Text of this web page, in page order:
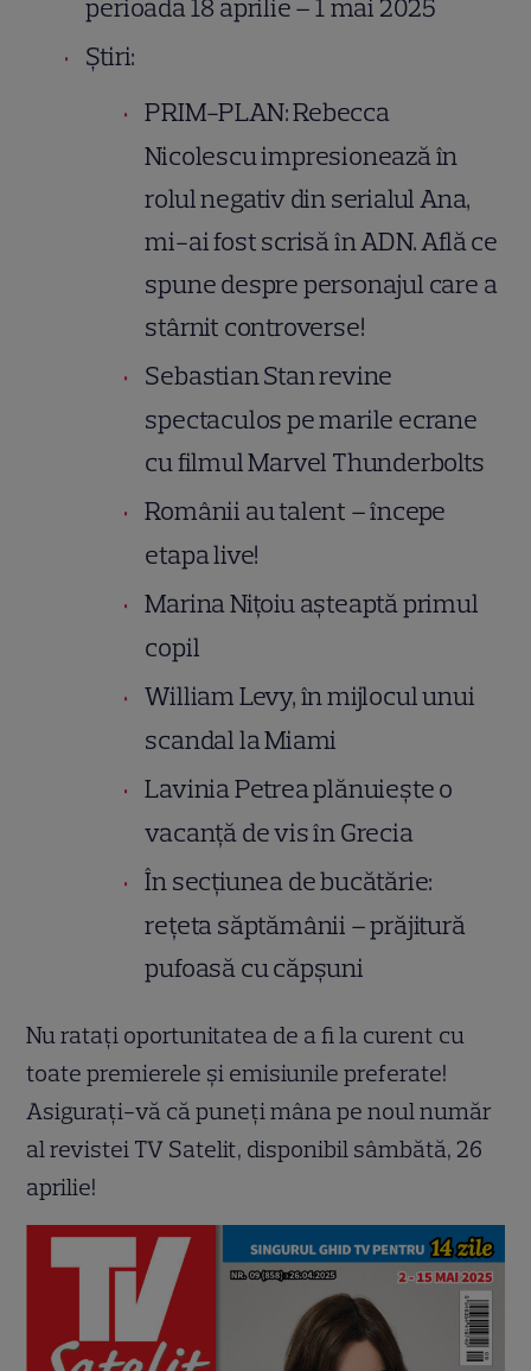
perioada 18 aprilie – 1 mai 2025
Știri:
PRIM-PLAN: Rebecca
Nicolescu impresionează în
rolul negativ din serialul Ana,
mi-ai fost scrisă în ADN. Află ce
spune despre personajul care a
stârnit controverse!
Sebastian Stan revine
spectaculos pe marile ecrane
cu filmul Marvel Thunderbolts
Românii au talent – începe
etapa live!
Marina Nițoiu așteaptă primul
copil
William Levy, în mijlocul unui
scandal la Miami
Lavinia Petrea plănuiește o
vacanță de vis în Grecia
În secțiunea de bucătărie:
rețeta săptămânii – prăjitură
pufoasă cu căpșuni
Nu ratați oportunitatea de a fi la curent cu
toate premierele și emisiunile preferate!
Asigurați-vă că puneți mâna pe noul număr
al revistei TV Satelit, disponibil sâmbătă, 26
aprilie!